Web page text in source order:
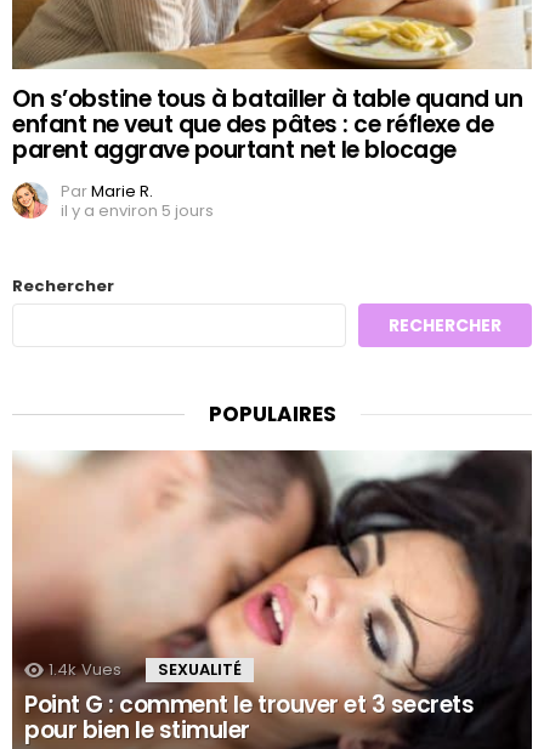
On s’obstine tous à batailler à table quand un
enfant ne veut que des pâtes : ce réflexe de
parent aggrave pourtant net le blocage
ParMarie R.
il y a environ 5 jours
Rechercher
RECHERCHER
POPULAIRES
1.4k Vues SEXUALITÉ
Point G : comment le trouver et 3 secrets
pour bien le stimuler